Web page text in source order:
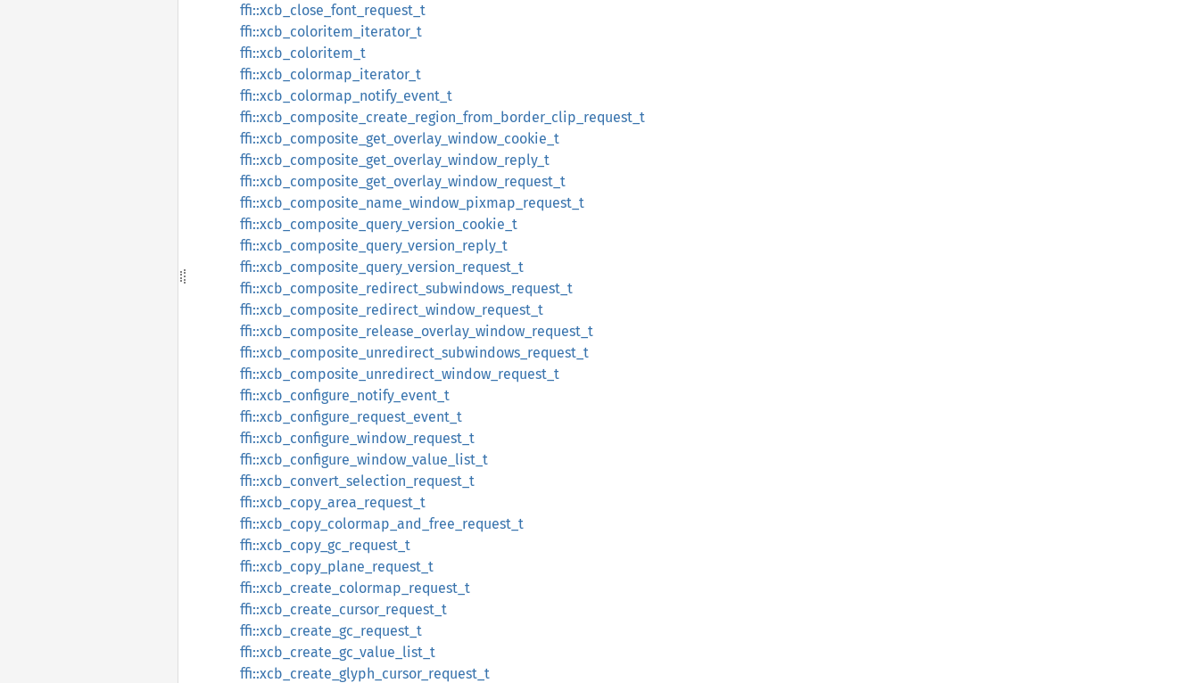
ffi::xcb_close_font_request_t
ffi::xcb_coloritem_iterator_t
ffi::xcb_coloritem_t
ffi::xcb_colormap_iterator_t
ffi::xcb_colormap_notify_event_t
ffi::xcb_composite_create_region_from_border_clip_request_t
ffi::xcb_composite_get_overlay_window_cookie_t
ffi::xcb_composite_get_overlay_window_reply_t
ffi::xcb_composite_get_overlay_window_request_t
ffi::xcb_composite_name_window_pixmap_request_t
ffi::xcb_composite_query_version_cookie_t
ffi::xcb_composite_query_version_reply_t
ffi::xcb_composite_query_version_request_t
ffi::xcb_composite_redirect_subwindows_request_t
ffi::xcb_composite_redirect_window_request_t
ffi::xcb_composite_release_overlay_window_request_t
ffi::xcb_composite_unredirect_subwindows_request_t
ffi::xcb_composite_unredirect_window_request_t
ffi::xcb_configure_notify_event_t
ffi::xcb_configure_request_event_t
ffi::xcb_configure_window_request_t
ffi::xcb_configure_window_value_list_t
ffi::xcb_convert_selection_request_t
ffi::xcb_copy_area_request_t
ffi::xcb_copy_colormap_and_free_request_t
ffi::xcb_copy_gc_request_t
ffi::xcb_copy_plane_request_t
ffi::xcb_create_colormap_request_t
ffi::xcb_create_cursor_request_t
ffi::xcb_create_gc_request_t
ffi::xcb_create_gc_value_list_t
ffi::xcb_create_glyph_cursor_request_t